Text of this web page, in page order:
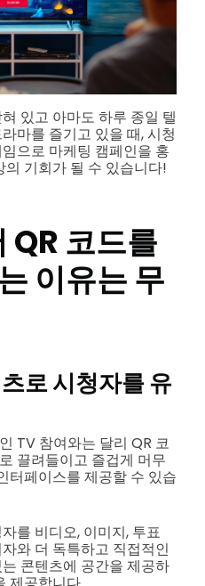
있고 아마도 하루 종일 텔
마를 즐기고 있을 때, 시청
으로 마케팅 캠페인을 홍
기회가 될 수 있습니다!
QR 코드를
이유는 무
로 시청자를 유
TV 참여와는 달리 QR 코
끌려들이고 즐겁게 머무
터페이스를 제공할 수 있습
를 비디오, 이미지, 투표
와 더 독특하고 직접적인
콘텐츠에 공간을 제공하